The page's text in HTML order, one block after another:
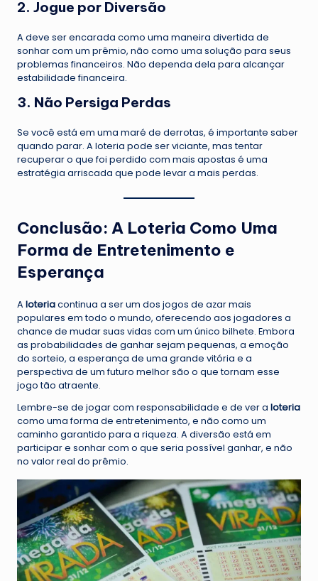
2. Jogue por Diversão
A deve ser encarada como uma maneira divertida de
sonhar com um prêmio, não como uma solução para seus
problemas financeiros. Não dependa dela para alcançar
estabilidade financeira.
3. Não Persiga Perdas
Se você está em uma maré de derrotas, é importante saber
quando parar. A loteria pode ser viciante, mas tentar
recuperar o que foi perdido com mais apostas é uma
estratégia arriscada que pode levar a mais perdas.
Conclusão: A Loteria Como Uma
Forma de Entretenimento e
Esperança
A loteriacontinua a ser um dos jogos de azar mais
populares em todo o mundo, oferecendo aos jogadores a
chance de mudar suas vidas com um único bilhete. Embora
as probabilidades de ganhar sejam pequenas, a emoção
do sorteio, a esperança de uma grande vitória e a
perspectiva de um futuro melhor são o que tornam esse
jogo tão atraente.
Lembre-se de jogar com responsabilidade e de ver a loteria
como uma forma de entretenimento, e não como um
caminho garantido para a riqueza. A diversão está em
participar e sonhar com o que seria possível ganhar, e não
no valor real do prêmio.